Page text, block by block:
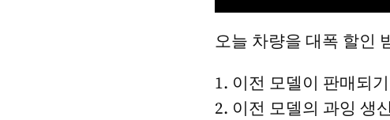
오늘 차량을 대폭 할인
1. 이전 모델이 판매되
2. 이전 모델의 과잉 생